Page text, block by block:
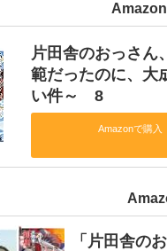
片田舎のおっさん
範だったのに、大
い件～ 8
Amazonで購入
「片田舎の